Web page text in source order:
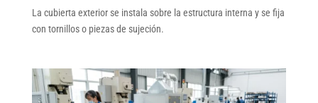
La cubierta exterior se instala sobre la estructura interna y se fija
con tornillos o piezas de sujeción.